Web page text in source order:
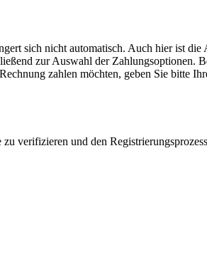
sich nicht automatisch. Auch hier ist die
zur Auswahl der Zahlungsoptionen.
zahlen möchten, geben Sie bitte
verifizieren und den